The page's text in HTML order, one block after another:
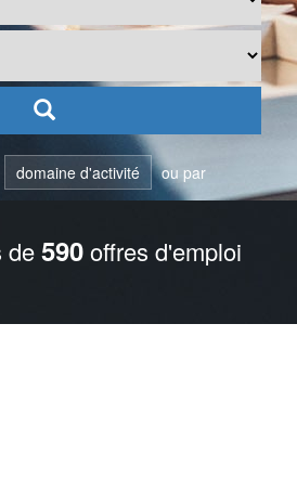
domaine d'activité
ou par
de590offres d'emploi